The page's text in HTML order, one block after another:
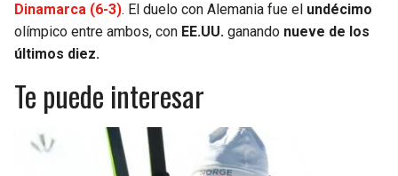
Dinamarca (6-3). El duelo con Alemania fue el undécimo
olímpico entre ambos, con EE.UU. ganando nueve de los
últimos diez.
Te puede interesar